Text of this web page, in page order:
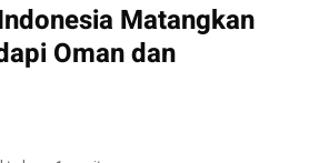
Matangkan
Oman dan